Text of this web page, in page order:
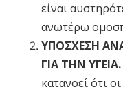
είναι
ανωτέρω
ΥΠΟΣΧΕΣΗ
ΓΙΑ ΤΗΝ ΥΓΕΙΑ.
κατανοεί ότι